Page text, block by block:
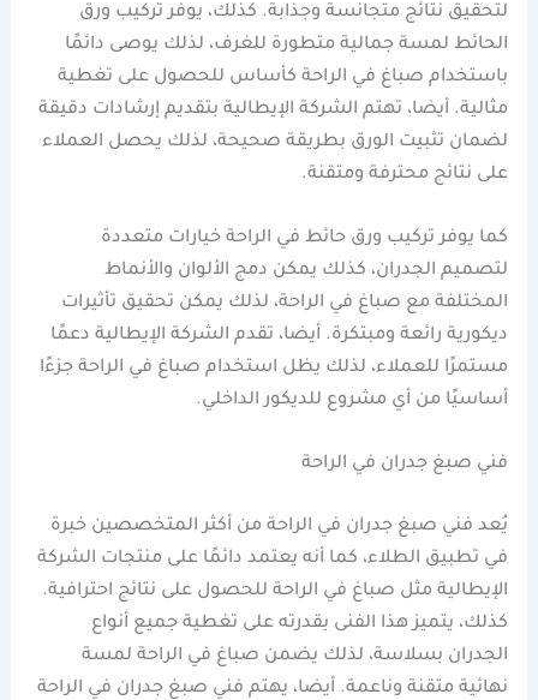
لتحقيق نتائج متجانسة وجذابة. كذلك، يوفر تركيب ورق
الحائط لمسة جمالية متطورة للغرف، لذلك يوصى دائمًا
باستخدام صباغ في الراحة كأساس للحصول على تغطية
مثالية. أيضا، تهتم الشركة الإيطالية بتقديم إرشادات دقيقة
لضمان تثبيت الورق بطريقة صحيحة، لذلك يحصل العملاء
على نتائج محترفة ومتقنة.
كما يوفر تركيب ورق حائط في الراحة خيارات متعددة
لتصميم الجدران، كذلك يمكن دمج الألوان والأنماط
المختلفة مع صباغ في الراحة، لذلك يمكن تحقيق تأثيرات
ديكورية رائعة ومبتكرة. أيضا، تقدم الشركة الإيطالية دعمًا
مستمرًا للعملاء، لذلك يظل استخدام صباغ في الراحة جزءًا
أساسيًا من أي مشروع للديكور الداخلي.
فني صبغ جدران في الراحة
يُعد فني صبغ جدران في الراحة من أكثر المتخصصين خبرة
في تطبيق الطلاء، كما أنه يعتمد دائمًا على منتجات الشركة
الإيطالية مثل صباغ في الراحة للحصول على نتائج احترافية.
كذلك، يتميز هذا الفنى بقدرته على تغطية جميع أنواع
الجدران بسلاسة، لذلك يضمن صباغ في الراحة لمسة
نهائية متقنة وناعمة. أيضا، يهتم فني صبغ جدران في الراحة